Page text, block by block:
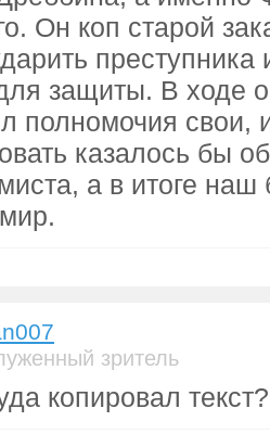
Он коп старой
защиты. В ходе
полномочия свои,
казалось бы
а в итоге наш
зритель
копировал текст?